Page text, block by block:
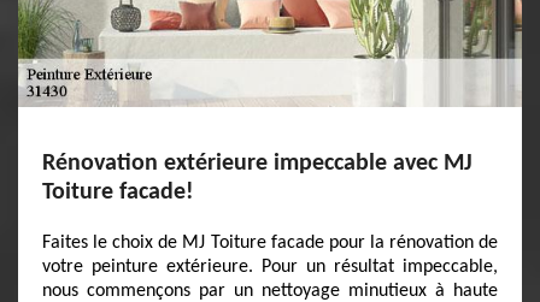
Rénovation extérieure impeccable avec MJ
Toiture facade!
Faites le choix de MJ Toiture facade pour la rénovation de
votre peinture extérieure. Pour un résultat impeccable,
nous commençons par un nettoyage minutieux à haute